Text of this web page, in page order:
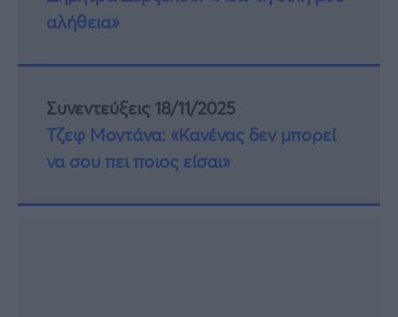
αλήθεια»
Συνεντεύξεις 18/11/2025
Τζεφ Μοντάνα: «Κανένας δεν μπορεί
να σου πει ποιος είσαι»